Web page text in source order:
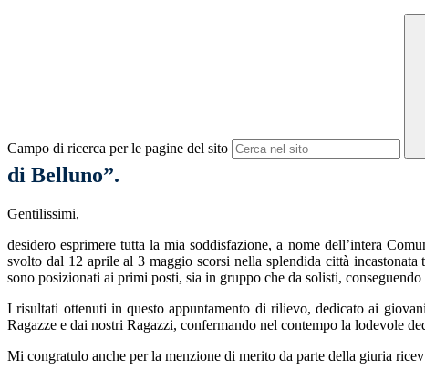
Campo di ricerca per le pagine del sito
di Belluno”.
Gentilissimi,
desidero esprimere tutta la mia soddisfazione, a nome dell’intera
svolto dal 12 aprile al 3 maggio scorsi nella splendida città
sono posizionati ai primi posti, sia in gruppo che da solisti,
I risultati ottenuti in questo appuntamento di rilievo, dedicato ai
Ragazze e dai nostri Ragazzi, confermando nel contempo la lodevole
Mi congratulo anche per la menzione di merito da parte della giuria